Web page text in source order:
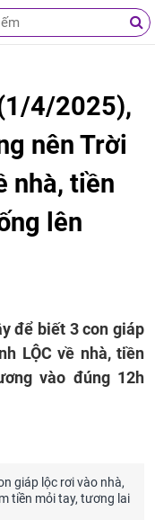
4/2025),
nên Trời
nhà, tiền
lên
để biết 3 con giáp
LỘC về nhà, tiền
vào đúng 12h
giáp lộc rơi vào nhà,
tiền mỏi tay, tương lai